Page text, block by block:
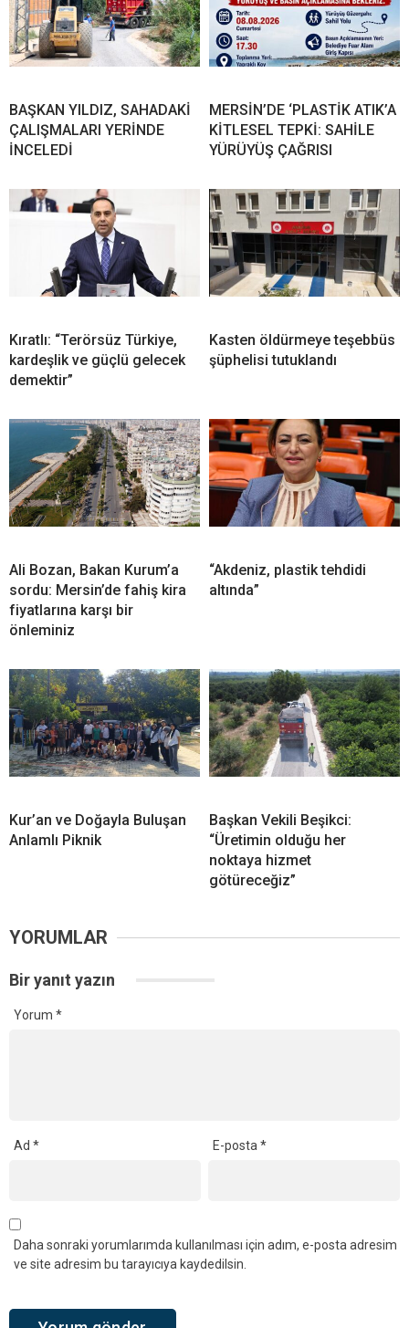
BAŞKAN YILDIZ, SAHADAKİ
ÇALIŞMALARI YERİNDE
İNCELEDİ
MERSİN’DE ‘PLASTİK ATIK’A
KİTLESEL TEPKİ: SAHİLE
YÜRÜYÜŞ ÇAĞRISI
Kıratlı: “Terörsüz Türkiye,
kardeşlik ve güçlü gelecek
demektir”
Kasten öldürmeye teşebbüs
şüphelisi tutuklandı
Ali Bozan, Bakan Kurum’a
sordu: Mersin’de fahiş kira
fiyatlarına karşı bir
önleminiz
“Akdeniz, plastik tehdidi
altında”
Kur’an ve Doğayla Buluşan
Anlamlı Piknik
Başkan Vekili Beşikci:
“Üretimin olduğu her
noktaya hizmet
götüreceğiz”
YORUMLAR
Bir yanıt yazın
Yorum *
Ad * E-posta*
Daha sonraki yorumlarımda kullanılması için adım, e-posta adresim
ve site adresim bu tarayıcıya kaydedilsin.